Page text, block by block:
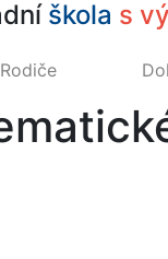
škola s
Rodiče